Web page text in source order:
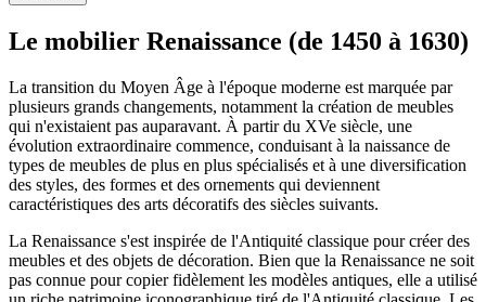
Le mobilier Renaissance (de 1450 à 1630)
La transition du Moyen Âge à l'époque moderne est marquée par
plusieurs grands changements, notamment la création de meubles
qui n'existaient pas auparavant. À partir du XVe siècle, une
évolution extraordinaire commence, conduisant à la naissance de
types de meubles de plus en plus spécialisés et à une diversification
des styles, des formes et des ornements qui deviennent
caractéristiques des arts décoratifs des siècles suivants.
La Renaissance s'est inspirée de l'Antiquité classique pour créer des
meubles et des objets de décoration. Bien que la Renaissance ne soit
pas connue pour copier fidèlement les modèles antiques, elle a utilisé